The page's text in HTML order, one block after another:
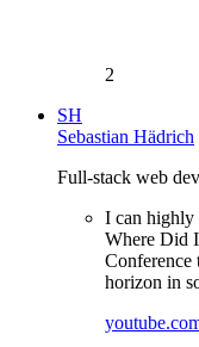
2
SH
Sebastian Hädrich
Full-stack web
I can highly
Where Did
Conference
horizon in